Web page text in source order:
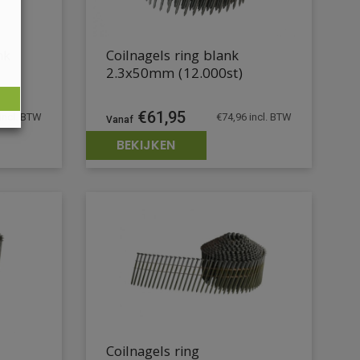
incl. BTW
Coilnagels ring blank
2.3x50mm (12.000st)
€61,95 €74,96incl. BTW
BEKIJKEN
Coilnagels ring